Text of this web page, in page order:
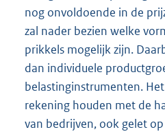
nog onvoldoende in de
zal nader bezien welke
prikkels mogelijk zijn.
dan individuele
belastinginstrumenten.
rekening houden met de
van bedrijven, ook gelet